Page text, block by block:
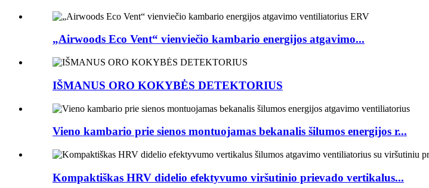
„Airwoods Eco Vent“ vienviečio kambario energijos atgavimo...
IŠMANUS ORO KOKYBĖS DETEKTORIUS
Vieno kambario prie sienos montuojamas bekanalis šilumos energijos r...
Kompaktiškas HRV didelio efektyvumo viršutinio prievado vertikalus...